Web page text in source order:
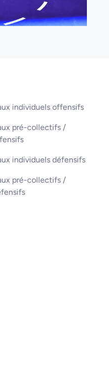
individuels offensifs
pré-collectifs /
individuels défensifs
pré-collectifs /